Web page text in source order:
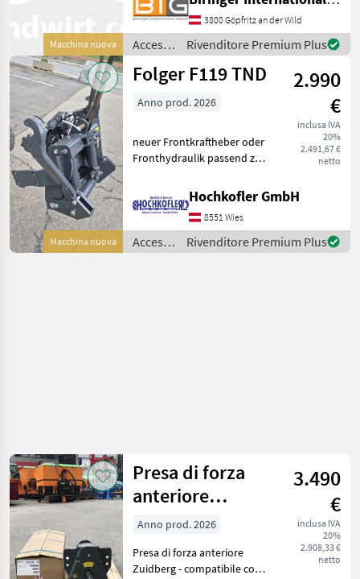
Macchina nuova
Steyr Accessori per trattore
Impianti idraulici frontali3800 Göpfritz an der Wild
Accessori
per
trattore
Rivenditore Premium Plus
Macchina nuova
Folger F119 TND
2.990
€
inclusa IVA
20%
2.491,67 €
netto
Anno prod. 2026
neuer Frontkraftheber oder
Fronthydraulik passend zu
Oberlenker mechn.
Schnellfankhacken
Accessori per trattore
Impianti idraulici frontali
Hochkofler GmbH
8551 Wies
Accessori
per
Rivenditore Premium Plus
Presa di forza
anteriore
Zuidberg per
Fendt serie 500
SCR o S4
3.490
€
inclusa IVA
20%
2.908,33 €
netto
Anno prod. 2026
Presa di forza anteriore
Zuidberg - compatibile con